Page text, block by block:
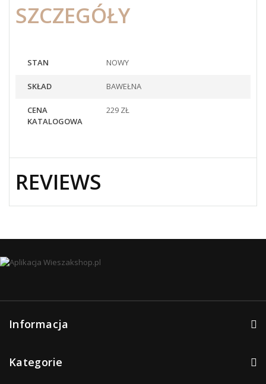
SZCZEGÓŁY
STAN NOWY
SKŁAD BAWEŁNA
CENA
KATALOGOWA
229 ZŁ
REVIEWS
Informacja
Kategorie